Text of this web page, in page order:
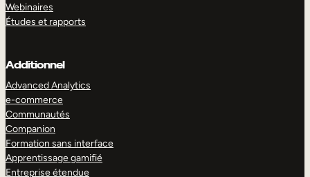
Webinaires
Études et rapports
Additionnel
Advanced Analytics
e-commerce
Communautés
Companion
Formation sans interface
Apprentissage gamifié
Entreprise étendue